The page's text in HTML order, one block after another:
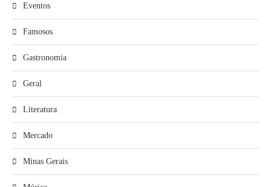
Eventos
Famosos
Gastronomia
Geral
Literatura
Mercado
Minas Gerais